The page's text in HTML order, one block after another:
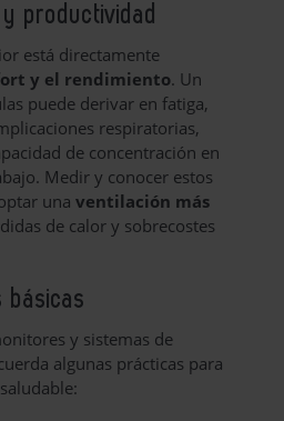
productividad
está directamente
y el rendimiento. Un
puede derivar en fatiga,
respiratorias,
de concentración en
Medir y conocer estos
una ventilación más
de calor y sobrecostes
básicas
y sistemas de
algunas prácticas para